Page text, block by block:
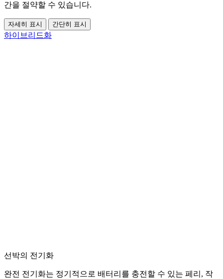
간을 절약할 수 있습니다.
자세히 표시 간단히 표시
하이브리드화
선박의 전기화
완전 전기화는 정기적으로 배터리를 충전할 수 있는 페리, 작